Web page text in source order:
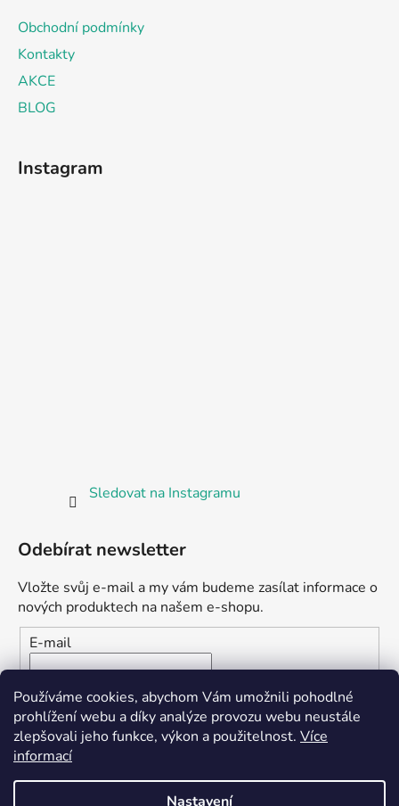
Používáme cookies, abychom Vám umožnili pohodlné
prohlížení webu a díky analýze provozu webu neustále
zlepšovali jeho funkce, výkon a použitelnost. Více
informací
Nastavení
Obchodní podmínky
Kontakty
AKCE
BLOG
Instagram
Sledovat na Instagramu
Odebírat newsletter
Vložte svůj e-mail a my vám budeme zasílat informace o
nových produktech na našem e-shopu.
E-mail
Vložením e-mailu souhlasíte s
podmínkami ochrany
osobních údajů
PŘIHLÁSIT SE